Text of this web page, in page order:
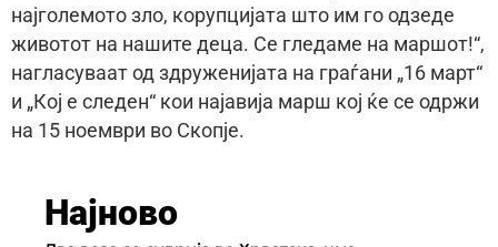
најголемото зло, корупцијата што им го одзеде
животот на нашите деца. Се гледаме на маршот!“,
нагласуваат од здруженијата на граѓани „16 март“
и „Кој е следен“ кои најавија марш кој ќе се одржи
на 15 ноември во Скопје.
Најново